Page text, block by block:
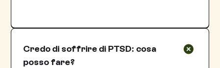
Credo di soffrire di PTSD: cosa
posso fare?